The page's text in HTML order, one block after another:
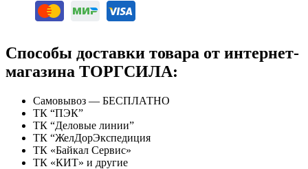
Способы доставки товара от интернет-
магазина ТОРГСИЛА:
Самовывоз — БЕСПЛАТНО
ТК “ПЭК”
ТК “Деловые линии”
ТК “ЖелДорЭкспедиция
ТК «Байкал Сервис»
ТК «КИТ» и другие